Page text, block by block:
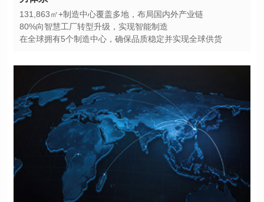
131,863㎡+制造中心覆盖多地，布局国内外产业链
80%向智慧工厂转型升级，实现智能制造
在全球拥有5个制造中心，确保品质稳定并实现全球供货